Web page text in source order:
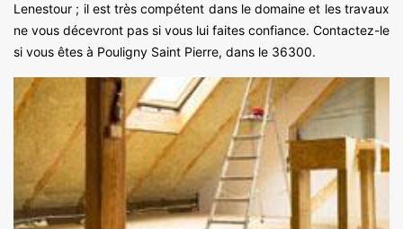
Lenestour ; il est très compétent dans le domaine et les travaux
ne vous décevront pas si vous lui faites confiance. Contactez-le
si vous êtes à Pouligny Saint Pierre, dans le 36300.